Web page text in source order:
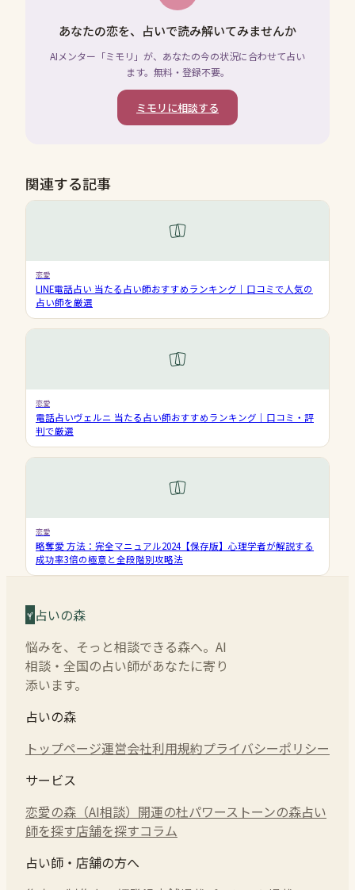
あなたの恋を、占いで読み解いてみませんか
AIメンター「ミモリ」が、あなたの今の状況に合わせて占い
ます。無料・登録不要。
ミモリに相談する
関連する記事
恋愛
LINE電話占い 当たる占い師おすすめランキング｜口コミで人気の
占い師を厳選
恋愛
電話占いヴェルニ 当たる占い師おすすめランキング｜口コミ・評
判で厳選
恋愛
略奪愛 方法：完全マニュアル2024【保存版】心理学者が解説する
成功率3倍の極意と全段階別攻略法
占いの森
悩みを、そっと相談できる森へ。AI
相談・全国の占い師があなたに寄り
添います。
占いの森
トップページ運営会社利用規約プライバシーポリシー
サービス
恋愛の森（AI相談） 開運の杜パワーストーンの森占い
師を探す店舗を探すコラム
占い師・店舗の方へ